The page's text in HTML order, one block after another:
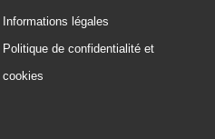
Informations légales
Politique de confidentialité et
cookies